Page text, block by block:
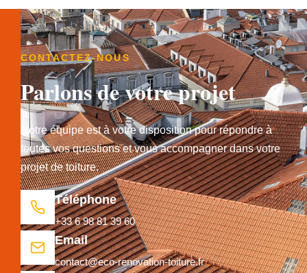
CONTACTEZ-NOUS
Parlons de votre projet
Notre équipe est à votre disposition pour répondre à
toutes vos questions et vous accompagner dans votre
projet de toiture.
Téléphone
+33 6 98 81 39 60
Email
contact@eco-renovation-toiture.fr